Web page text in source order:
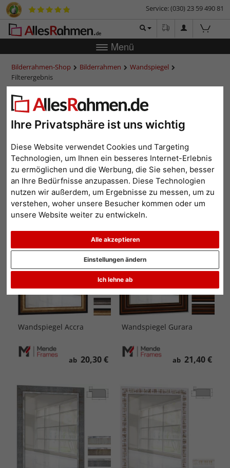
Ihre Privatsphäre ist uns wichtig
Diese Website verwendet Cookies und Targeting
Technologien, um Ihnen ein besseres Internet-Erlebnis
zu ermöglichen und die Werbung, die Sie sehen, besser
an Ihre Bedürfnisse anzupassen. Diese Technologien
nutzen wir außerdem, um Ergebnisse zu messen, um zu
verstehen, woher unsere Besucher kommen oder um
unsere Website weiter zu entwickeln.
Alle akzeptieren
Ich lehne ab
Einstellungen ändern
Service: (030) 23 59 490 81
Menü
Bilderrahmen-Shop Bilderrahmen
Wandspiegel
Filterergebnis
Wandspiegel aus Holz
Alle Filter zurücksetzen
Material: Holz
< 1 2 3 4 ... 7 >
Beliebtheit Preis aufsteigend Preis absteigend
Wandspiegel Accra
ab 20,30 €
Wandspiegel Gurara
ab 21,40 €